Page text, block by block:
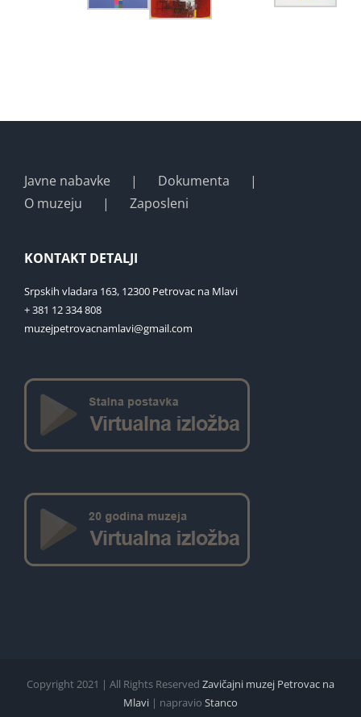
Javne nabavke
Dokumenta
O muzeju
Zaposleni
KONTAKT DETALJI
Srpskih vladara 163, 12300 Petrovac na Mlavi
+ 381 12 334 808
muzejpetrovacnamlavi@gmail.com
Copyright 2021 | All Rights Reserved Zavičajni muzej Petrovac na
Mlavi | napravio Stanco